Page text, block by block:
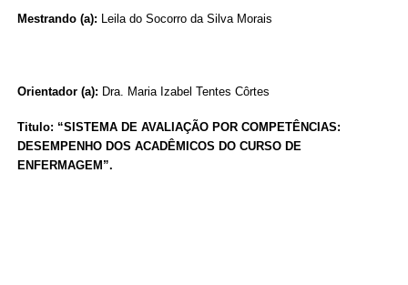
Mestrando (a): Leila do Socorro da Silva Morais
Orientador (a): Dra. Maria Izabel Tentes Côrtes
Titulo: “SISTEMA DE AVALIAÇÃO POR COMPETÊNCIAS:
DESEMPENHO DOS ACADÊMICOS DO CURSO DE
ENFERMAGEM”.